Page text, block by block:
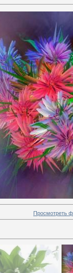
Просмотреть